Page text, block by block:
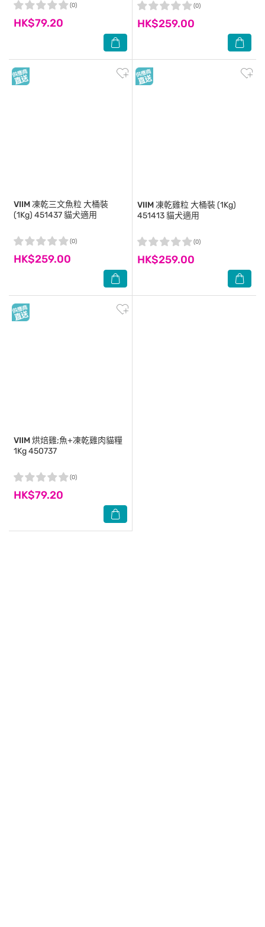
HK$79.20
(0)
HK$259.00
(0)
VIIM凍乾三文魚粒 大桶裝
(1Kg) 451437 貓犬適用
HK$259.00
(0)
VIIM凍乾雞粒 大桶裝 (1Kg)
451413 貓犬適用
HK$259.00
(0)
VIIM烘焙雞;魚+凍乾雞肉貓糧
1Kg 450737
HK$79.20
(0)